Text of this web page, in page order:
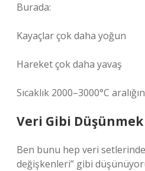
Burada:
Kayaçlar çok daha yoğun
Hareket çok daha yavaş
Sıcaklık 2000–3000°C
Veri Gibi Düşünmek
Ben bunu hep veri
değişkenleri” gibi